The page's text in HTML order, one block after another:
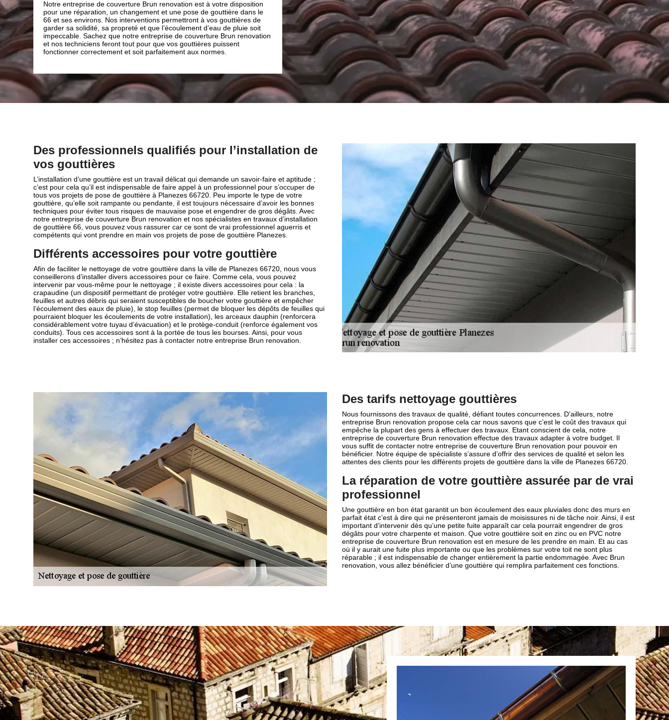
disposition
dans le
de
pluie soit
renovation
savoir-faire et compétences particuliers pour que celle-ci soit
parfaitement performante. La gouttière tient un rôle important pour une
maison, c’est pour cela qu’il est indispensable qu’un professionnel
comme Brun renovation s’en occupe pour éviter de gros dégâts pour
votre mur et toiture. De ce fait, pour des travaux fiables et de qualité en
installation de gouttière ; faites appel à notre entreprise de couverture
Brun renovation.
société Brun renovation à Planezes est l’entreprise qui vous faut. En
raison de leur ancienneté dans le domaine, Brun renovation assure
gravement dans le métier de changement ou pose de gouttière. Quant-il
s’agit de la gouttière globalement, c’est plus sur avec Brun renovation.
Alors appelez-le !
Notre entreprise de couverture Brun renovation
pour une réparation, un changement et une
66 et ses environs. Nos interventions
garder sa solidité, sa propreté et que
impeccable. Sachez que notre entreprise de
et nos techniciens feront tout pour que vos
fonctionner correctement et soit parfaitement aux
Des professionnels qualifiés pour l’installation de
vos gouttières
L’installation d’une gouttière est un travail délicat qui demande un savoir-faire et aptitude ;
c’est pour cela qu’il est indispensable de faire appel à un professionnel pour s’occuper de
tous vos projets de pose de gouttière à Planezes 66720. Peu importe le type de votre
gouttière, qu’elle soit rampante ou pendante, il est toujours nécessaire d’avoir les bonnes
techniques pour éviter tous risques de mauvaise pose et engendrer de gros dégâts. Avec
notre entreprise de couverture Brun renovation et nos spécialistes en travaux d’installation
de gouttière 66, vous pouvez vous rassurer car ce sont de vrai professionnel aguerris et
compétents qui vont prendre en main vos projets de pose de gouttière Planezes.
Différents accessoires pour votre gouttière
Afin de faciliter le nettoyage de votre gouttière dans la ville de Planezes 66720, nous vous
conseillerons d’installer divers accessoires pour ce faire. Comme cela, vous pouvez
intervenir par vous-même pour le nettoyage ; il existe divers accessoires pour cela : la
crapaudine (un dispositif permettant de protéger votre gouttière. Elle retient les branches,
feuilles et autres débris qui seraient susceptibles de boucher votre gouttière et empêcher
l’écoulement des eaux de pluie), le stop feuilles (permet de bloquer les dépôts de feuilles qui
pourraient bloquer les écoulements de votre installation), les arceaux dauphin (renforcera
considérablement votre tuyau d’évacuation) et le protège-conduit (renforce également vos
conduits). Tous ces accessoires sont à la portée de tous les bourses. Ainsi, pour vous
installer ces accessoires ; n’hésitez pas à contacter notre entreprise Brun renovation.
Des tarifs nettoyage gouttières
Nous fournissons des travaux de qualité, défiant toutes concurrences. D’ailleurs, notre
entreprise Brun renovation propose cela car nous savons que c’est le coût des travaux qui
empêche la plupart des gens à effectuer des travaux. Etant conscient de cela, notre
entreprise de couverture Brun renovation effectue des travaux adapter à votre budget. Il
vous suffit de contacter notre entreprise de couverture Brun renovation pour pouvoir en
bénéficier. Notre équipe de spécialiste s’assure d’offrir des services de qualité et selon les
attentes des clients pour les différents projets de gouttière dans la ville de Planezes 66720.
La réparation de votre gouttière assurée par de vrai
professionnel
Une gouttière en bon état garantit un bon écoulement des eaux pluviales donc des murs en
parfait état c’est à dire qui ne présenteront jamais de moisissures ni de tâche noir. Ainsi, il est
important d’intervenir dès qu’une petite fuite apparaît car cela pourrait engendrer de gros
dégâts pour votre charpente et maison. Que votre gouttière soit en zinc ou en PVC notre
entreprise de couverture Brun renovation est en mesure de les prendre en main. Et au cas
où il y aurait une fuite plus importante ou que les problèmes sur votre toit ne sont plus
réparable ; il est indispensable de changer entièrement la partie endommagée. Avec Brun
renovation, vous allez bénéficier d’une gouttière qui remplira parfaitement ces fonctions.